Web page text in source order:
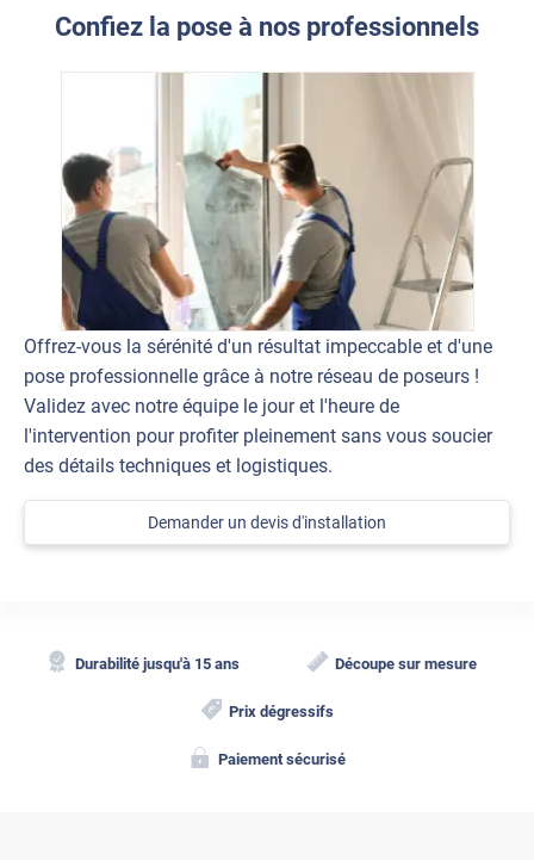
Confiez la pose à nos professionnels
Offrez-vous la sérénité d'un résultat impeccable et d'une
pose professionnelle grâce à notre réseau de poseurs !
Validez avec notre équipe le jour et l'heure de
l'intervention pour profiter pleinement sans vous soucier
des détails techniques et logistiques.
Demander un devis d'installation
Durabilité jusqu'à 15 ans Découpe sur mesure
Prix dégressifs
Paiement sécurisé